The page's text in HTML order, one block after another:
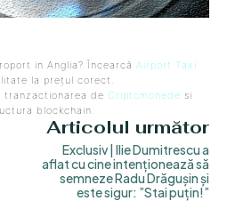
in Anglia? Încearcă Airport Taxi
la prețul corect.
tranzactionarea de Criptomonede si
blockchain.
Articolul următor
Exclusiv | Ilie Dumitrescu a
aflat cu cine intenționează să
semneze Radu Drăgușin și
este sigur: ”Stai puțin!”